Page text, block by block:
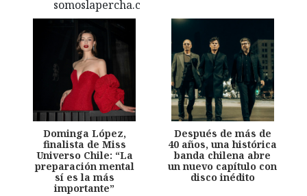
Dominga López,
finalista de Miss
Universo Chile: “La
preparación mental
sí es la más
importante”
Después de más de
40 años, una histórica
banda chilena abre
un nuevo capítulo con
disco inédito